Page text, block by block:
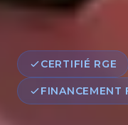
CERTIFIÉ RGE
FINANCEMENT